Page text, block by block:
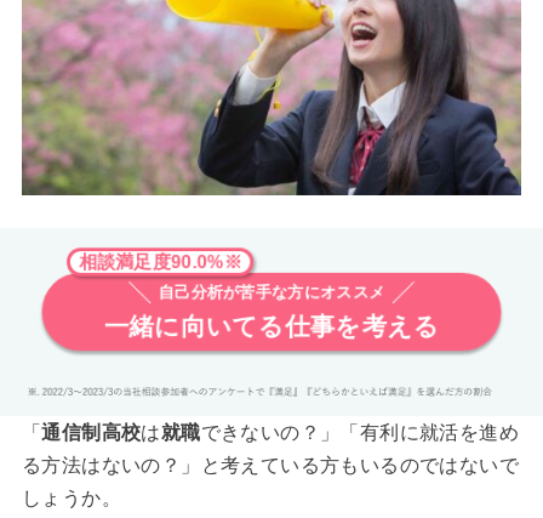
相談満足度90.0%※
自己分析が苦手な方にオススメ
一緒に向いてる仕事を考える
「通信制高校は就職できないの？」「有利に就活を進め
る方法はないの？」と考えている方もいるのではないで
しょうか。